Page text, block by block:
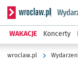
Serwis
WAKACJE Koncerty
wroclaw.pl